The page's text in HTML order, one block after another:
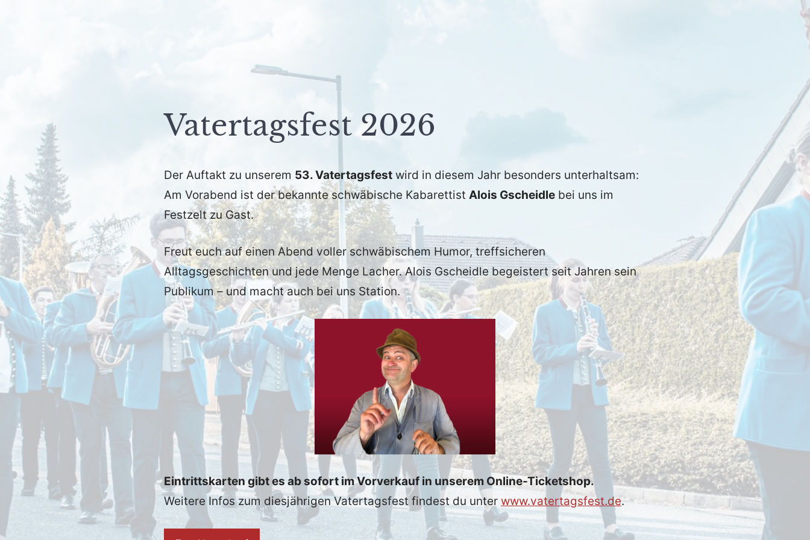
Vatertagsfest 2026
am
15.
März
2026
fho
Allgemein
Der Auftakt zu unserem 53. Vatertagsfest wird in diesem Jahr besonders unterhaltsam:
Am Vorabend ist der bekannte schwäbische Kabarettist Alois Gscheidle bei uns im
Festzelt zu Gast.
Freut euch auf einen Abend voller schwäbischem Humor, treffsicheren
Alltagsgeschichten und jede Menge Lacher. Alois Gscheidle begeistert seit Jahren sein
Publikum – und macht auch bei uns Station.
Eintrittskarten gibt es ab sofort im Vorverkauf in unserem Online-Ticketshop.
Weitere Infos zum diesjährigen Vatertagsfest findest du unter www.vatertagsfest.de.